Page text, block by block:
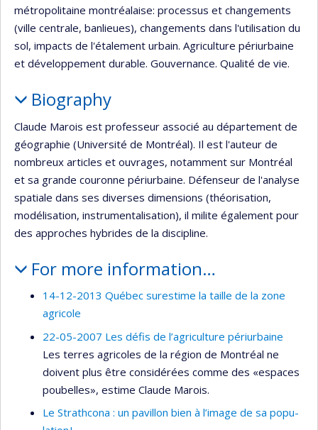
métropolitaine montréalaise: processus et changements
(ville centrale, banlieues), changements dans l'utilisation du
sol, impacts de l'étalement urbain. Agriculture périurbaine
et développement durable. Gouvernance. Qualité de vie.
Biography
Claude Marois est professeur associé au département de
géographie (Université de Montréal). Il est l'auteur de
nombreux articles et ouvrages, notamment sur Montréal
et sa grande couronne périurbaine. Défenseur de l'analyse
spatiale dans ses diverses dimensions (théorisation,
modélisation, instrumentalisation), il milite également pour
des approches hybrides de la discipline.
For more information…
14-12-2013 Québec surestime la taille de la zone
agricole
22-05-2007 Les défis de l’agriculture périurbaine
Les terres agricoles de la région de Montréal ne
doivent plus être considérées comme des «espaces
poubelles», estime Claude Marois.
Le Stra­th­cona : un pavillon bien à l’image de sa popu­